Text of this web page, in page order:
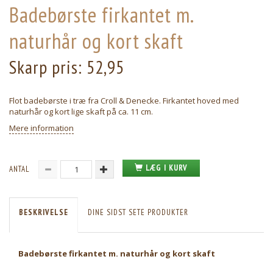
Badebørste firkantet m.
naturhår og kort skaft
Skarp pris: 52,95
Flot badebørste i træ fra Croll & Denecke. Firkantet hoved med
naturhår og kort lige skaft på ca. 11 cm.
Mere information
ANTAL LÆG I KURV
BESKRIVELSE DINE SIDST SETE PRODUKTER
Badebørste firkantet m. naturhår og kort skaft